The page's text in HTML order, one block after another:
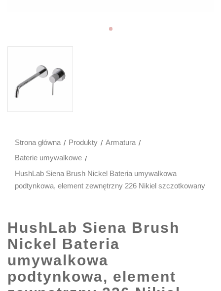
Strona główna Produkty
Armatura
Baterie umywalkowe
HushLab Siena Brush Nickel Bateria umywalkowa
podtynkowa, element zewnętrzny 226 Nikiel szczotkowany
HushLab Siena Brush
Nickel Bateria
umywalkowa
podtynkowa, element